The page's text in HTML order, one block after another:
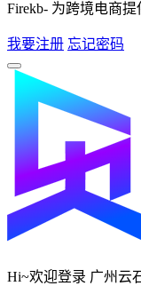
Firekb- 为跨境电商提
我要注册 忘记密码
Hi~欢迎登录 广州云